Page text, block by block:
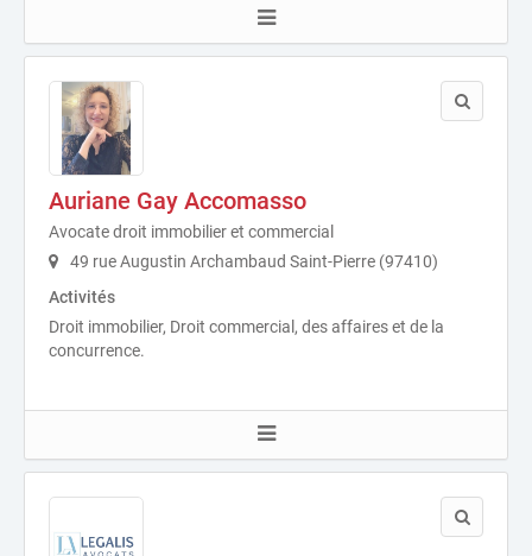
Auriane Gay Accomasso
Avocate droit immobilier et commercial
49 rue Augustin Archambaud Saint-Pierre (97410)
Activités
Droit immobilier, Droit commercial, des affaires et de la
concurrence.